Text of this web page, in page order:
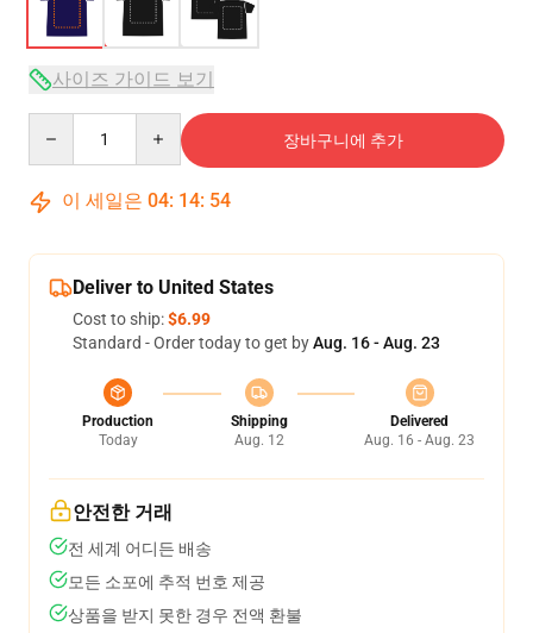
사이즈 가이드 보기
장바구니에 추가
이 세일은 04: 14: 54
Deliver to United States
Cost to ship:$6.99
Standard - Order today to get byAug. 16 - Aug. 23
Production
Today
Shipping
Aug. 12
Delivered
Aug. 16 - Aug. 23
안전한 거래
전 세계 어디든 배송
모든 소포에 추적 번호 제공
상품을 받지 못한 경우 전액 환불